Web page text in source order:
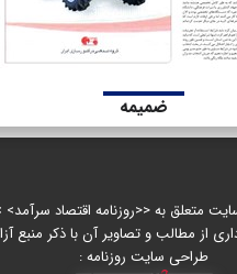
ضمیمه
متعلق به <<روزنامه اقتصاد
از مطالب و تصاویر آن با ذکر منبع
طراحی سایت روزنامه :